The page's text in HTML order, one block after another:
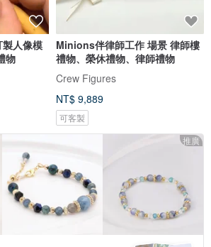
人像模
物
Minions伴律師工作 場景 律師樓
禮物、榮休禮物、律師禮物
Crew Figures
NT$ 9,889
可客製
推廣